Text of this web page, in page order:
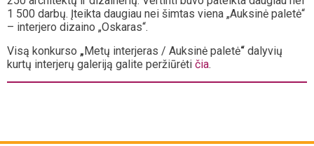
1 500 darbų. Įteikta daugiau nei šimtas viena „Auksinė paletė“
– interjero dizaino „Oskaras“.
Visą konkurso „Metų interjeras / Auksinė paletė“ dalyvių
kurtų interjerų galeriją galite peržiūrėti čia.